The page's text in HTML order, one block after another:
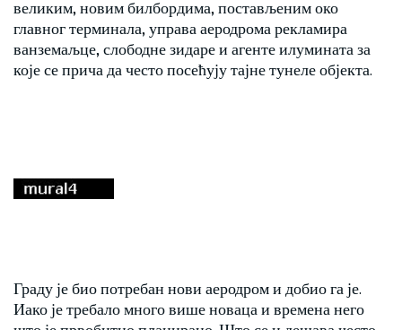
великим, новим билбордима, постављеним око
главног терминала, управа аеродрома рекламира
ванземаљце, слободне зидаре и агенте илумината за
које се прича да често посећују тајне тунеле објекта.
Граду је био потребан нови аеродром и добио га је.
Иако је требало много више новаца и времена него